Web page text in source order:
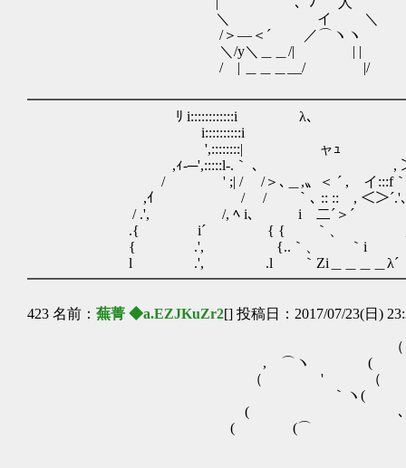
＼ イ ＼
/＞―＜´ ／⌒ヽヽ
＼/y＼＿＿/| | |
/ | ＿＿＿__/ |/
ﾘ i::::::::::::i λ､ ./:::/
i::::::::::i ノ
',::::::::|ゝ ャｭ -´＜､
,ｨ-─',:::::l-.｀ ､ , ＞::::::ﾉ あ
/ ' ;| / /＞､＿,〟＜ ´ , イ:::f｀ｬ─--- 、
,ｲ / / ｀､ :: :: , ＜＞´.'､ }
/ .', /, ﾍ i､ iゞ二´＞´ ｝ ヽ ｀ﾄ､
.{ i´ { { ｀、 ,／ /}´＼| ､
{ .', {..｀、 ｀i
l .', .l ｀Zi＿＿＿
423 名前： 蕪菁 ◆a.EZJKuZr2[] 投稿日：2017/07/23(日)
（ ヽ
, ⌒ヽ ( ）
（ ' （ ヽ⌒ヽ
ゝ ｀ヽ(
( ､⌒
( (⌒